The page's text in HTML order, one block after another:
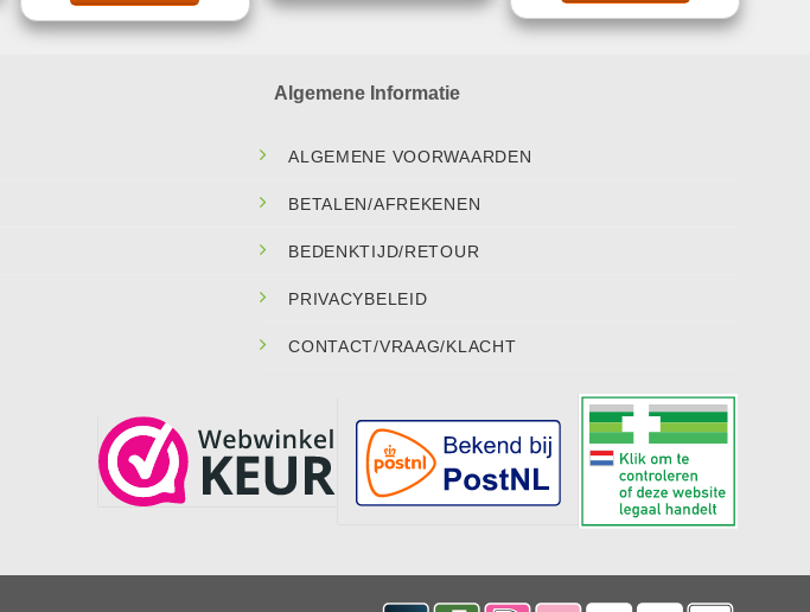
Algemene Informatie
ALGEMENE VOORWAARDEN
BETALEN/AFREKENEN
BEDENKTIJD/RETOUR
PRIVACYBELEID
CONTACT/VRAAG/KLACHT